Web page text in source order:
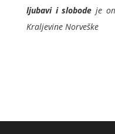
ljubavi i slobode je
Kraljevine Norveške